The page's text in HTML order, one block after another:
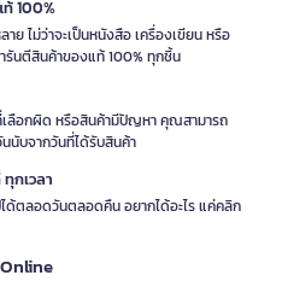
100%
ย ไม่ว่าจะเป็นหนังสือ เครื่องเขียน หรือ
รันตีสินค้าของแท้ 100% ทุกชิ้น
เลือกผิด หรือสินค้ามีปัญหา คุณสามารถ
นับจากวันที่ได้รับสินค้า
กเวลา
ตลอดวันตลอดคืน อยากได้อะไร แค่คลิก